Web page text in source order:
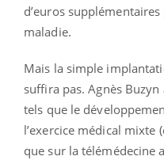
d’euros supplémentaires
maladie.
Mais la simple
suffira pas. Agnès Buzyn
tels que le
l’exercice médical mixte
que sur la télémédecine